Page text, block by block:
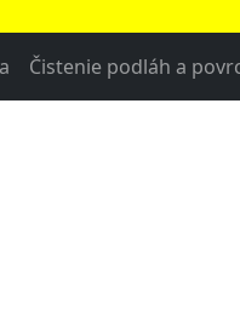
Čistenie podláh a